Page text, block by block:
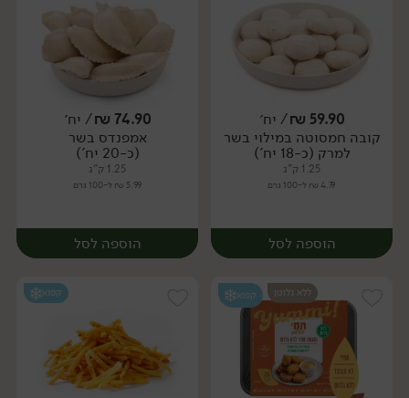
יח׳ יח׳
59.90
₪/ יח׳
קובה חמסוטה במילוי בשר
למרק (כ-18 יח')
1.25 ק"ג
4.79 ₪ ל-100 גרם
הוספה לסל
74.90
₪/ יח׳
אמפנדס בשר
(כ-20 יח')
1.25 ק"ג
5.99 ₪ ל-100 גרם
הוספה לסל
ללא גלוטן קפוא קפוא